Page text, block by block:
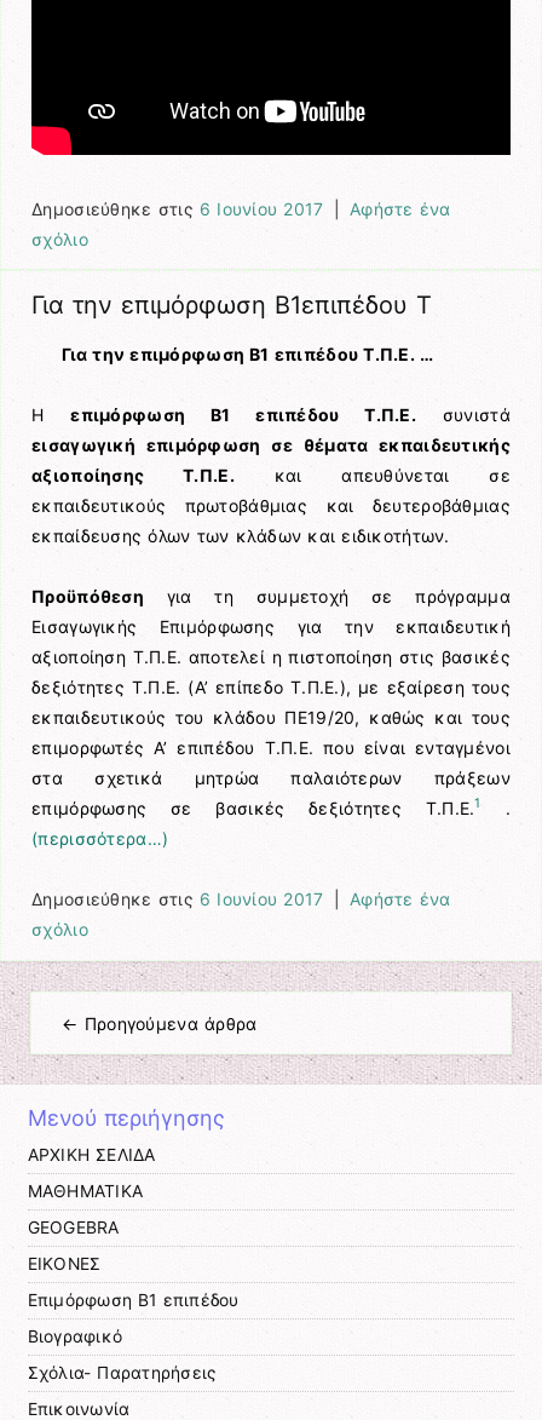
Δημοσιεύθηκε στις 6 Ιουνίου 2017
Αφήστε ένα
σχόλιο
Για την επιμόρφωση Β1επιπέδου Τ
Για την επιμόρφωση Β1 επιπέδου Τ.Π.Ε. …
Ηεπιμόρφωση Β1 επιπέδου Τ.Π.Ε. συνιστά
εισαγωγική επιμόρφωση σε θέματα εκπαιδευτικής
αξιοποίησης Τ.Π.Ε.και απευθύνεται σε
εκπαιδευτικούς πρωτοβάθμιας και δευτεροβάθμιας
εκπαίδευσης όλων των κλάδων και ειδικοτήτων.
Προϋπόθεση για τη συμμετοχή σε πρόγραμμα
Εισαγωγικής Επιμόρφωσης για την εκπαιδευτική
αξιοποίηση Τ.Π.Ε. αποτελεί η πιστοποίηση στις βασικές
δεξιότητες Τ.Π.Ε. (Α’ επίπεδο Τ.Π.Ε.), με εξαίρεση τους
εκπαιδευτικούς του κλάδου ΠΕ19/20, καθώς και τους
επιμορφωτές Α’ επιπέδου Τ.Π.Ε. που είναι ενταγμένοι
στα σχετικά μητρώα παλαιότερων πράξεων
επιμόρφωσης σε βασικές δεξιότητες Τ.Π.Ε.1
.
(περισσότερα…)
Δημοσιεύθηκε στις 6 Ιουνίου 2017
Αφήστε ένα
σχόλιο
Πλοήγηση άρθρων
← Προηγούμενα άρθρα
Μενού περιήγησης
ΑΡΧΙΚΗ ΣΕΛΙΔΑ
ΜΑΘΗΜΑΤΙΚΑ
GEOGEBRA
ΕΙΚΟΝΕΣ
Επιμόρφωση Β1 επιπέδου
Βιογραφικό
Σχόλια- Παρατηρήσεις
Επικοινωνία